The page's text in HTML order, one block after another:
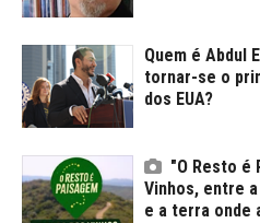
Quem é Abdul
tornar-se o
dos EUA?
"O Resto é
Vinhos, entre
e a terra onde